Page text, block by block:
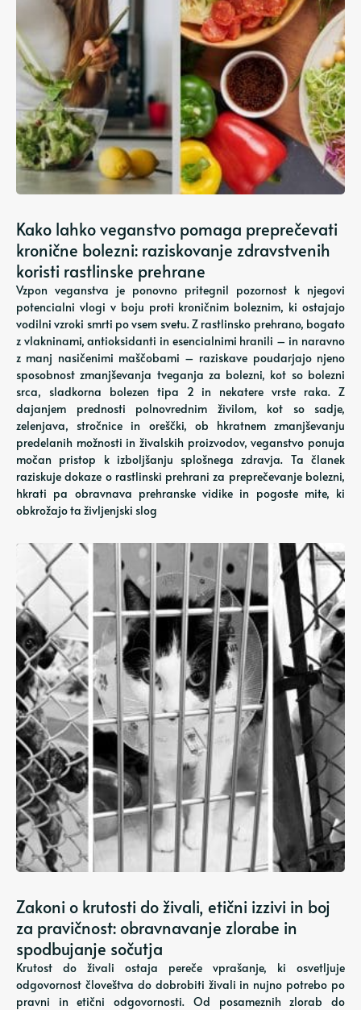
Kako lahko veganstvo pomaga preprečevati
kronične bolezni: raziskovanje zdravstvenih
koristi rastlinske prehrane
Vzpon veganstva je ponovno pritegnil pozornost k njegovi
potencialni vlogi v boju proti kroničnim boleznim, ki ostajajo
vodilni vzroki smrti po vsem svetu. Z rastlinsko prehrano, bogato
z vlakninami, antioksidanti in esencialnimi hranili – in naravno
z manj nasičenimi maščobami – raziskave poudarjajo njeno
sposobnost zmanjševanja tveganja za bolezni, kot so bolezni
srca, sladkorna bolezen tipa 2 in nekatere vrste raka. Z
dajanjem prednosti polnovrednim živilom, kot so sadje,
zelenjava, stročnice in oreščki, ob hkratnem zmanjševanju
predelanih možnosti in živalskih proizvodov, veganstvo ponuja
močan pristop k izboljšanju splošnega zdravja. Ta članek
raziskuje dokaze o rastlinski prehrani za preprečevanje bolezni,
hkrati pa obravnava prehranske vidike in pogoste mite, ki
obkrožajo ta življenjski slog
Zakoni o krutosti do živali, etični izzivi in ​​boj
za pravičnost: obravnavanje zlorabe in
spodbujanje sočutja
Krutost do živali ostaja pereče vprašanje, ki osvetljuje
odgovornost človeštva do dobrobiti živali in nujno potrebo po
pravni in etični odgovornosti. Od posameznih zlorab do